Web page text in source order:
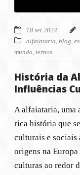
18 set 2024
alfaiataria blog
mundo ternos
História da
Influências
A alfaiataria, uma
rica história que
culturais e sociais
origens na
culturas ao redor